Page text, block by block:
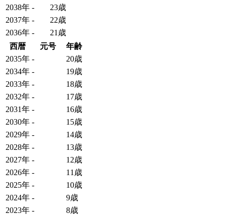
2038年 -
23歳
2037年 -
22歳
2036年 -
21歳
西暦
元号
年齢
2035年 -
20歳
2034年 -
19歳
2033年 -
18歳
2032年 -
17歳
2031年 -
16歳
2030年 -
15歳
2029年 -
14歳
2028年 -
13歳
2027年 -
12歳
2026年 -
11歳
2025年 -
10歳
2024年 -
9歳
2023年 -
8歳